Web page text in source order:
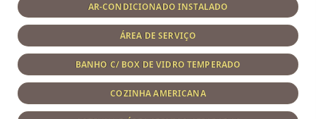
AR-CONDICIONADO INSTALADO
ÁREA DE SERVIÇO
BANHO C/ BOX DE VIDRO TEMPERADO
COZINHA AMERICANA